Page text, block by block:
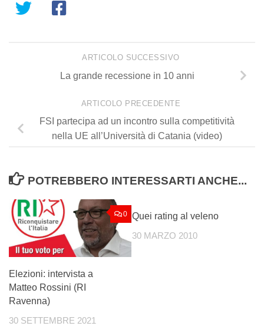
ARTICOLO SUCCESSIVO
La grande recessione in 10 anni
ARTICOLO PRECEDENTE
FSI partecipa ad un incontro sulla competitività
nella UE all’Università di Catania (video)
POTREBBERO INTERESSARTI ANCHE...
0
Elezioni: intervista a
Matteo Rossini (RI
Ravenna)
30 SETTEMBRE 2021
Quei rating al veleno
30 MARZO 2010